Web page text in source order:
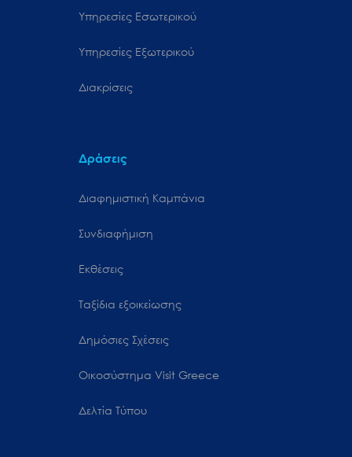
Υπηρεσίες Εσωτερικού
Υπηρεσίες Εξωτερικού
Διακρίσεις
Δράσεις
Διαφημιστική Καμπάνια
Συνδιαφήμιση
Εκθέσεις
Ταξίδια εξοικείωσης
Δημόσιες Σχέσεις
Oικοσύστημα Visit Greece
Δελτία Τύπου